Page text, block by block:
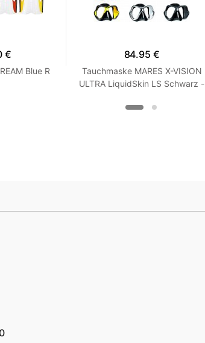
€
Blue R
84.95 €
Tauchmaske MARES X-VISION
ULTRA LiquidSkin LS Schwarz -